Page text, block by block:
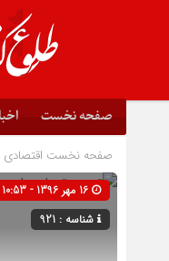
صفحه نخست
صفحه نخست اقتصادی
شناسه : 921